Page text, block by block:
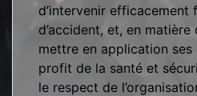
d’intervenir efficacement
d’accident, et, en
mettre en application ses
profit de la santé et
le respect de